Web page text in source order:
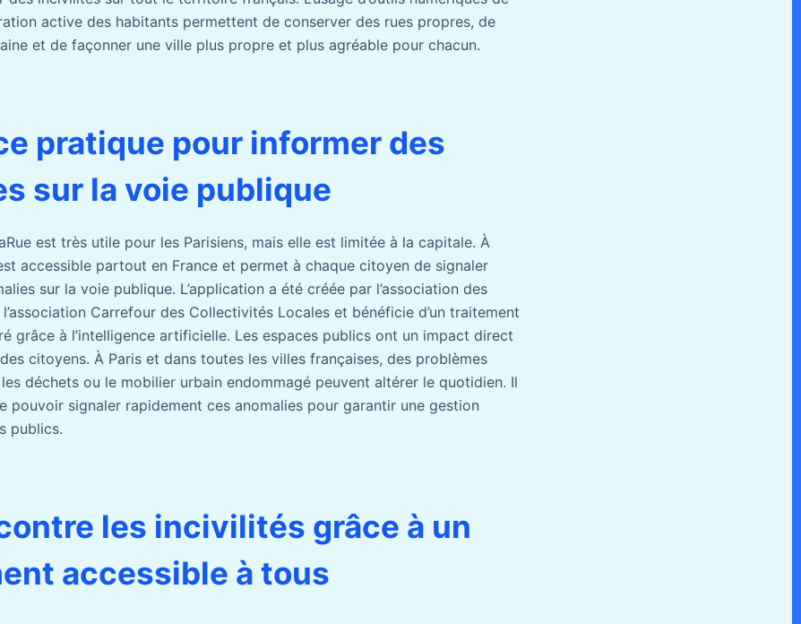
active des habitants permettent de conserver des rues propres, de
et de façonner une ville plus propre et plus agréable pour chacun.
pratique pour informer des
sur la voie publique
est très utile pour les Parisiens, mais elle est limitée à la capitale. À
accessible partout en France et permet à chaque citoyen de signaler
sur la voie publique. L’application a été créée par l’association des
Carrefour des Collectivités Locales et bénéficie d’un traitement
grâce à l’intelligence artificielle. Les espaces publics ont un impact direct
citoyens. À Paris et dans toutes les villes françaises, des problèmes
déchets ou le mobilier urbain endommagé peuvent altérer le quotidien. Il
pouvoir signaler rapidement ces anomalies pour garantir une gestion
publics.
les incivilités grâce à un
accessible à tous